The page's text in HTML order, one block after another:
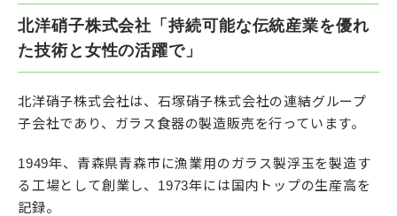
北洋硝子株式会社「持続可能な伝統産業を優れ
た技術と女性の活躍で」
北洋硝子株式会社は、石塚硝子株式会社の連結グループ
子会社であり、ガラス食器の製造販売を行っています。
1949年、青森県青森市に漁業用のガラス製浮玉を製造す
る工場として創業し、1973年には国内トップの生産高を
記録。